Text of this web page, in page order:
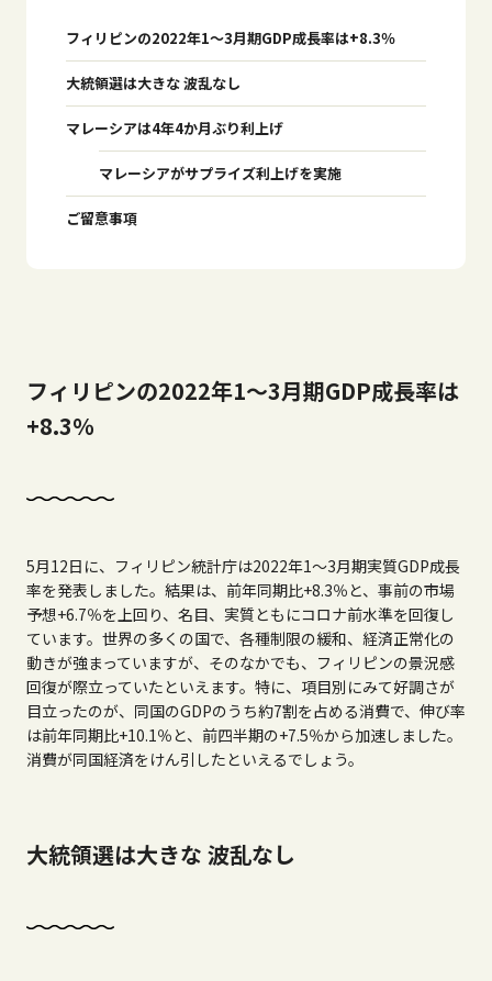
フィリピンの2022年1～3月期GDP成⾧率は+8.3％
大統領選は大きな 波乱なし
マレーシアは4年4か月ぶり利上げ
マレーシアがサプライズ利上げを実施
ご留意事項
フィリピンの2022年1～3月期GDP成⾧率は
+8.3％
5月12日に、フィリピン統計庁は2022年1～3月期実質GDP成⾧
率を発表しました。結果は、前年同期比+8.3％と、事前の市場
予想+6.7％を上回り、名目、実質ともにコロナ前水準を回復し
ています。世界の多くの国で、各種制限の緩和、経済正常化の
動きが強まっていますが、そのなかでも、フィリピンの景況感
回復が際立っていたといえます。特に、項目別にみて好調さが
目立ったのが、同国のGDPのうち約7割を占める消費で、伸び率
は前年同期比+10.1％と、前四半期の+7.5％から加速しました。
消費が同国経済をけん引したといえるでしょう。
大統領選は大きな 波乱なし